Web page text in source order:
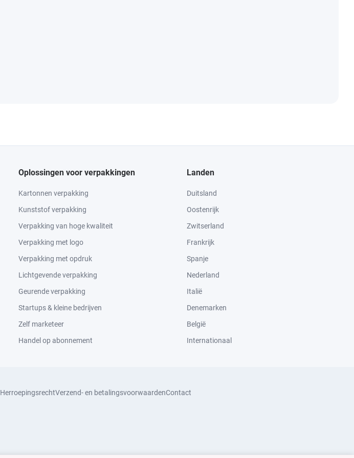
Oplossingen voor verpakkingen
Kartonnen verpakking
Kunststof verpakking
Verpakking van hoge kwaliteit
Verpakking met logo
Verpakking met opdruk
Lichtgevende verpakking
Geurende verpakking
Startups & kleine bedrijven
Zelf marketeer
Handel op abonnement
Landen
Duitsland
Oostenrijk
Zwitserland
Frankrijk
Spanje
Nederland
Italië
Denemarken
België
Internationaal
HerroepingsrechtVerzend- en betalingsvoorwaardenContact